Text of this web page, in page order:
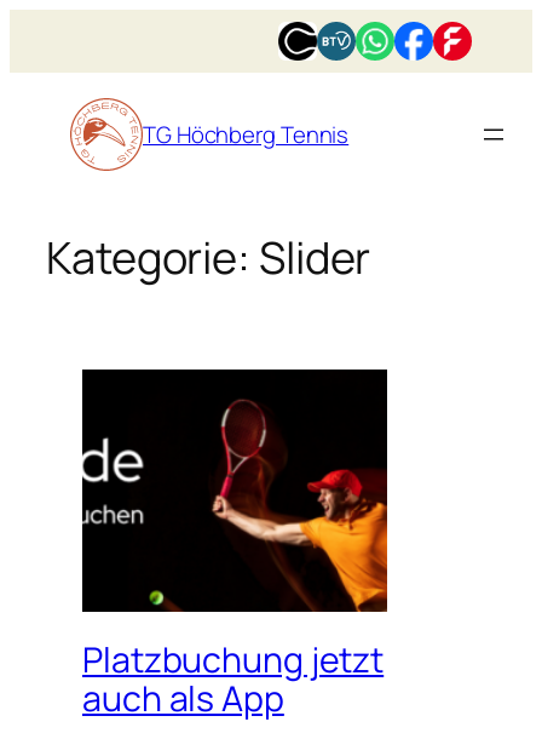
springen
TG Höchberg Tennis
Kategorie: Slider
Platzbuchung jetzt
auch als App